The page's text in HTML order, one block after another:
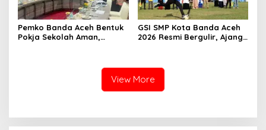
Pemko Banda Aceh Bentuk
Pokja Sekolah Aman,
GSI SMP Kota Banda Aceh
2026 Resmi Bergulir, Ajang
View More